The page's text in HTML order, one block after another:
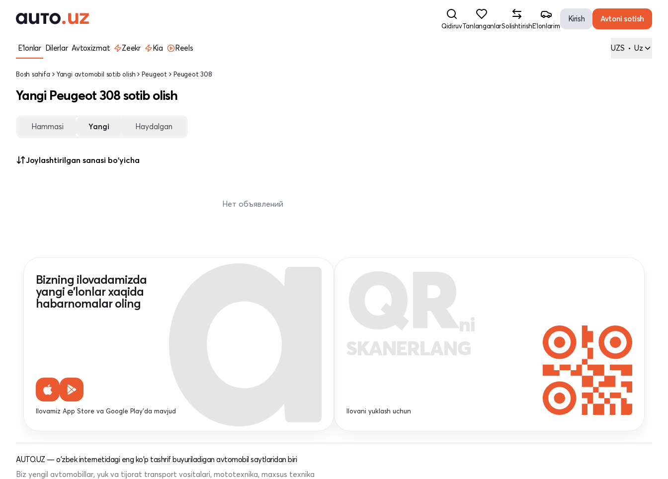
QidiruvTanlanganlarSolishtirishE'lonlarim
Kirish Avtoni sotish
E'lonlar Dilerlar Avtoxizmat Zeekr Kia Reels UZS • Uz
Bosh sahifa Yangi avtomobil sotib olish Peugeot Peugeot 308
Yangi Peugeot 308 sotib olish
Hammasi Yangi Haydalgan
Joylashtirilgan sanasi bo'yicha
Нет объявлений
Bizning ilovadamizda
yangi e'lonlar xaqida
habarnomalar oling
Ilovamiz App Store va Google Play'da mavjud
QRni
SKANERLANG
Ilovani yuklash uchun
AUTO.UZ — o'zbek internetidagi eng ko'p tashrif buyuriladigan avtomobil saytlaridan biri
Biz yengil avtomobillar, yuk va tijorat transport vositalari, mototexnika, maxsus texnika